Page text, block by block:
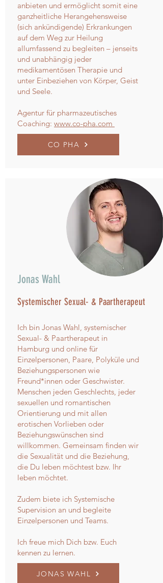
anbieten und ermöglicht somit eine
ganzheitliche Herangehensweise
(sich ankündigende) Erkrankungen
auf dem Weg zur Heilung
allumfassend zu begleiten – jenseits
und unabhängig jeder
medikamentösen Therapie und
unter Einbeziehen von Körper, Geist
und Seele.
Agentur für pharmazeutisches
Coaching: www.​co-pha.com
CO PHA
Jonas Wahl
Systemischer Sexual- & Paartherapeut
Ich bin Jonas Wahl, systemischer
Sexual- & Paartherapeut in
Hamburg und online für
Einzelpersonen, Paare, Polyküle und
Beziehungspersonen wie
Freund*innen oder Geschwister.
Menschen jeden Geschlechts, jeder
sexuellen und romantischen
Orientierung und mit allen
erotischen Vorlieben oder
Beziehungswünschen sind
willkommen. Gemeinsam finden wir
die Sexualität und die Beziehung,
die Du leben möchtest bzw. Ihr
leben möchtet.
Zudem biete ich Systemische
Supervision an und begleite
Einzelpersonen und Teams.
Ich freue mich Dich bzw. Euch
kennen zu lernen.
JONAS WAHL